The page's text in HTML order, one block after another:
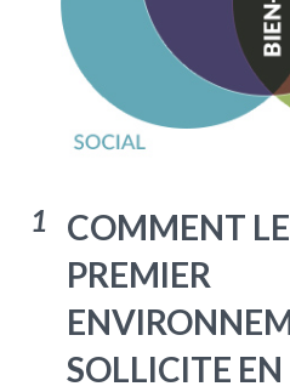
1
COMMENT
PREMIER
SOLLICITE EN